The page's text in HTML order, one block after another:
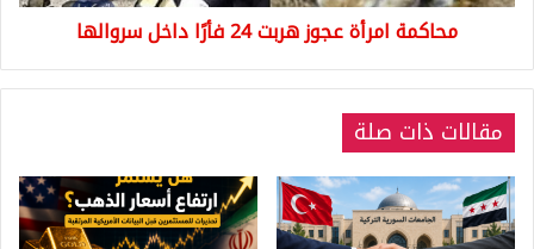
محاكمة امرأة عجوز هربت 24 فأرًا داخل سروالها
مقالات ذات صلة